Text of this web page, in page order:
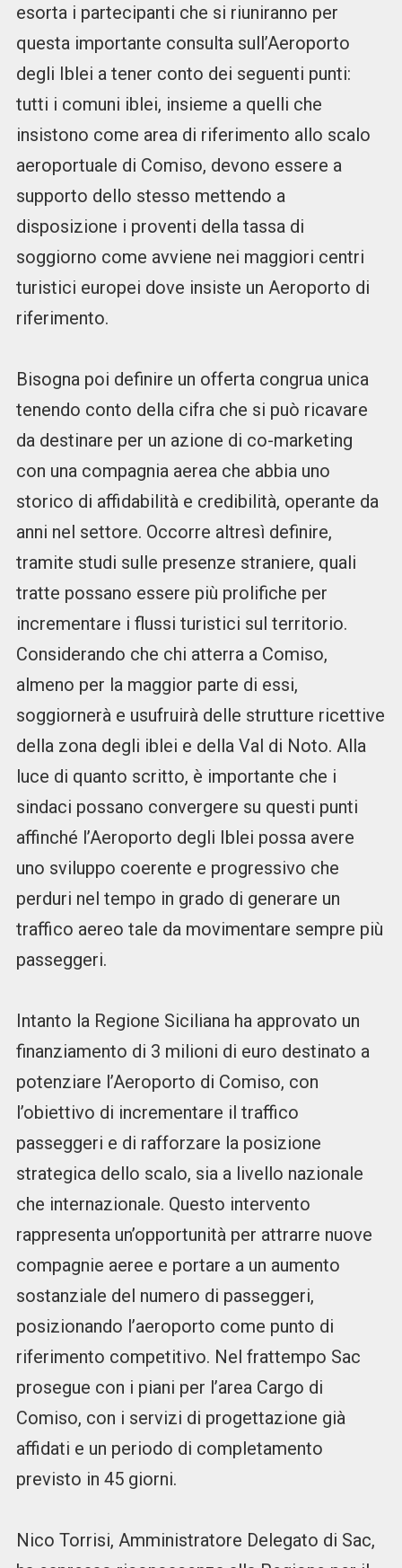
esorta i partecipanti che si riuniranno per
questa importante consulta sull’Aeroporto
degli Iblei a tener conto dei seguenti punti:
tutti i comuni iblei, insieme a quelli che
insistono come area di riferimento allo scalo
aeroportuale di Comiso, devono essere a
supporto dello stesso mettendo a
disposizione i proventi della tassa di
soggiorno come avviene nei maggiori centri
turistici europei dove insiste un Aeroporto di
riferimento.
Bisogna poi definire un offerta congrua unica
tenendo conto della cifra che si può ricavare
da destinare per un azione di co-marketing
con una compagnia aerea che abbia uno
storico di affidabilità e credibilità, operante da
anni nel settore. Occorre altresì definire,
tramite studi sulle presenze straniere, quali
tratte possano essere più prolifiche per
incrementare i flussi turistici sul territorio.
Considerando che chi atterra a Comiso,
almeno per la maggior parte di essi,
soggiornerà e usufruirà delle strutture ricettive
della zona degli iblei e della Val di Noto. Alla
luce di quanto scritto, è importante che i
sindaci possano convergere su questi punti
affinché l’Aeroporto degli Iblei possa avere
uno sviluppo coerente e progressivo che
perduri nel tempo in grado di generare un
traffico aereo tale da movimentare sempre più
passeggeri.
Intanto la Regione Siciliana ha approvato un
finanziamento di 3 milioni di euro destinato a
potenziare l’Aeroporto di Comiso, con
l’obiettivo di incrementare il traffico
passeggeri e di rafforzare la posizione
strategica dello scalo, sia a livello nazionale
che internazionale. Questo intervento
rappresenta un’opportunità per attrarre nuove
compagnie aeree e portare a un aumento
sostanziale del numero di passeggeri,
posizionando l’aeroporto come punto di
riferimento competitivo. Nel frattempo Sac
prosegue con i piani per l’area Cargo di
Comiso, con i servizi di progettazione già
affidati e un periodo di completamento
previsto in 45 giorni.
Nico Torrisi, Amministratore Delegato di Sac,